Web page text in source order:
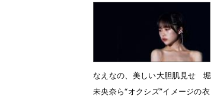
なえなの、美しい大胆肌見せ 堀
未央奈ら“オクシズ”イメージの衣